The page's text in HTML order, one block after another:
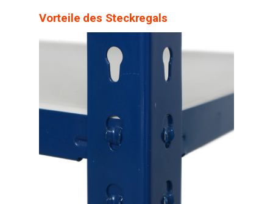
Vorteile des Steckregals